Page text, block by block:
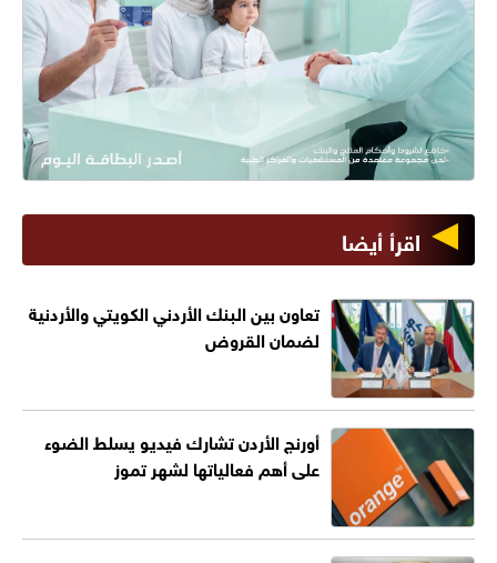
اقرأ أيضا
تعاون بين البنك الأردني الكويتي والأردنية
لضمان القروض
أورنج الأردن تشارك فيديو يسلط الضوء
على أهم فعالياتها لشهر تموز